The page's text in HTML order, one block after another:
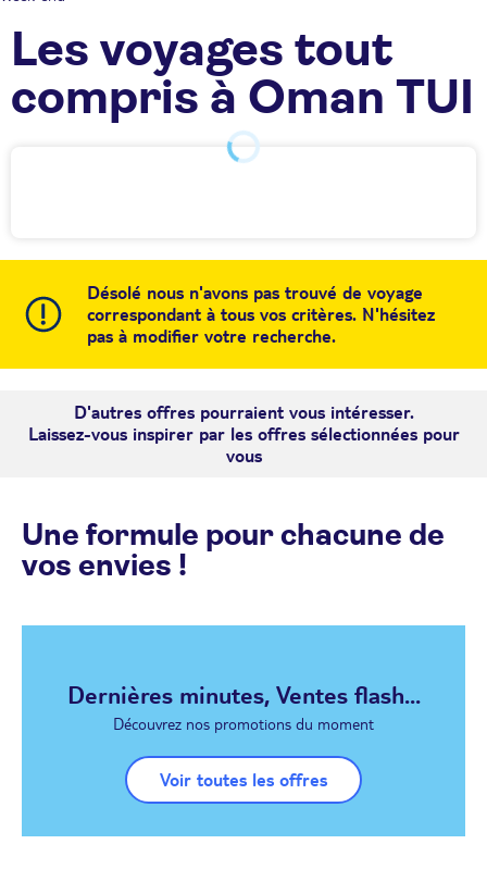
Les voyages tout
compris à Oman TUI
Désolé nous n'avons pas trouvé de voyage
correspondant à tous vos critères. N'hésitez
pas à modifier votre recherche.
D'autres offres pourraient vous intéresser.
Laissez-vous inspirer par les offres sélectionnées pour
vous
Une formule pour chacune de
vos envies !
Dernières minutes, Ventes flash...
Découvrez nos promotions du moment
Voir toutes les offres